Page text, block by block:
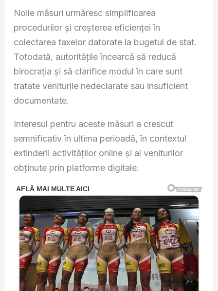
Noile măsuri urmăresc simplificarea
procedurilor și creșterea eficienței în
colectarea taxelor datorate la bugetul de stat.
Totodată, autoritățile încearcă să reducă
birocrația și să clarifice modul în care sunt
tratate veniturile nedeclarate sau insuficient
documentate.
Interesul pentru aceste măsuri a crescut
semnificativ în ultima perioadă, în contextul
extinderii activităților online și al veniturilor
obținute prin platforme digitale.